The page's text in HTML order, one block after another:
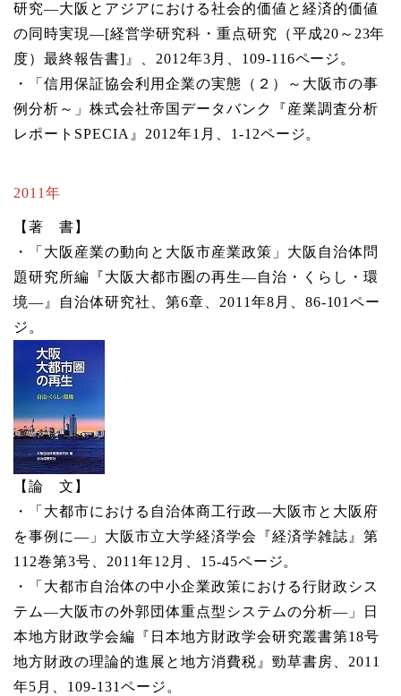
研究―大阪とアジアにおける社会的価値と経済的価値
の同時実現―[経営学研究科・重点研究（平成20～23年
度）最終報告書]』、2012年3月、109-116ページ。
・「信用保証協会利用企業の実態（２）～大阪市の事
例分析～」株式会社帝国データバンク『産業調査分析
レポートSPECIA』2012年1月、1-12ページ。
2011年
【著 書】
・「大阪産業の動向と大阪市産業政策」大阪自治体問
題研究所編『大阪大都市圏の再生―自治・くらし・環
境―』自治体研究社、第6章、2011年8月、86-101ペー
ジ。
【論 文】
・「大都市における自治体商工行政―大阪市と大阪府
を事例に―」大阪市立大学経済学会『経済学雑誌』第
112巻第3号、2011年12月、15-45ページ。
・「大都市自治体の中小企業政策における行財政シス
テム―大阪市の外郭団体重点型システムの分析―」日
本地方財政学会編『日本地方財政学会研究叢書第18号
地方財政の理論的進展と地方消費税』勁草書房、2011
年5月、109-131ページ。